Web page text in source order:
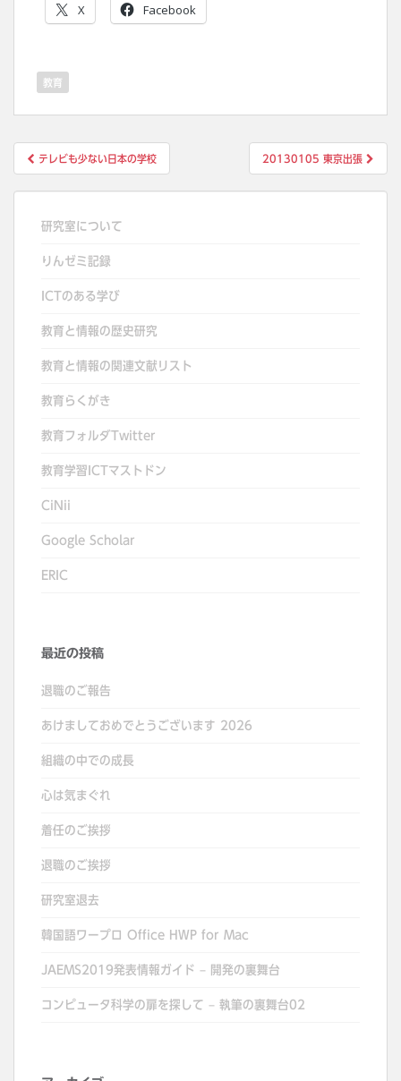
X Facebook
教育
投
稿
ナ
テレビも少ない日本の学校 20130105 東京出張
研究室について
りんゼミ記録
ICTのある学び
教育と情報の歴史研究
教育と情報の関連文献リスト
教育らくがき
教育フォルダTwitter
教育学習ICTマストドン
CiNii
Google Scholar
ERIC
最近の投稿
退職のご報告
あけましておめでとうございます 2026
組織の中での成長
心は気まぐれ
着任のご挨拶
退職のご挨拶
研究室退去
韓国語ワープロ Office HWP for Mac
JAEMS2019発表情報ガイド – 開発の裏舞台
コンピュータ科学の扉を探して – 執筆の裏舞台02